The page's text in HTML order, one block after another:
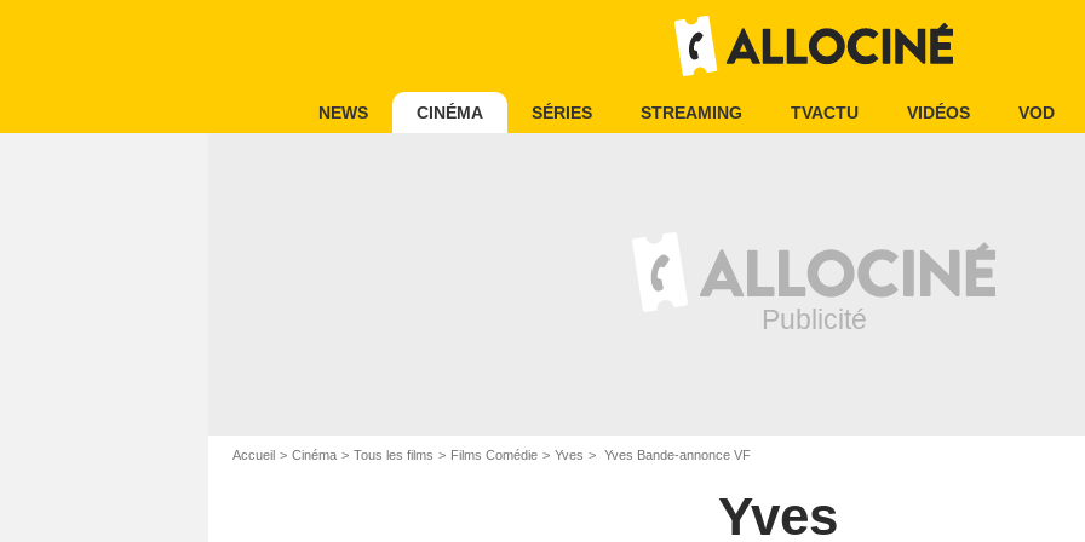
NEWS CINÉMA SÉRIES STREAMING TVACTU VIDÉOS VOD
Accueil Cinéma Tous les films Films Comédie Yves Yves Bande-annonce VF
Yves